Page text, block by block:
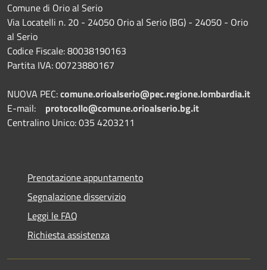
Comune di Orio al Serio
Via Locatelli n. 20 - 24050 Orio al Serio (BG) - 24050 - Orio
al Serio
Codice Fiscale: 80038190163
Partita IVA: 00723880167
NUOVA PEC:comune.orioalserio@pec.regione.lombardia.it
E-mail: protocollo@comune.orioalserio.bg.it
Centralino Unico: 035 4203211
Prenotazione appuntamento
Segnalazione disservizio
Leggi le FAQ
Richiesta assistenza